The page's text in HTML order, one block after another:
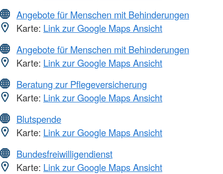
Angebote für Menschen mit Behinderungen
Karte: Link zur Google Maps Ansicht
Angebote für Menschen mit Behinderungen
Karte: Link zur Google Maps Ansicht
Beratung zur Pflegeversicherung
Karte: Link zur Google Maps Ansicht
Blutspende
Karte: Link zur Google Maps Ansicht
Bundesfreiwilligendienst
Karte: Link zur Google Maps Ansicht